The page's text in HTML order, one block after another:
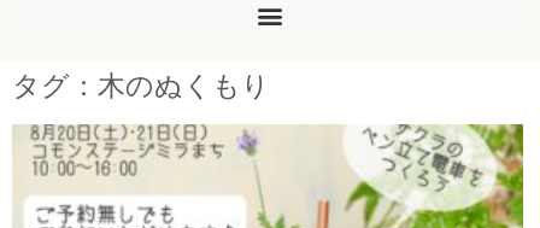
タグ：木のぬくもり